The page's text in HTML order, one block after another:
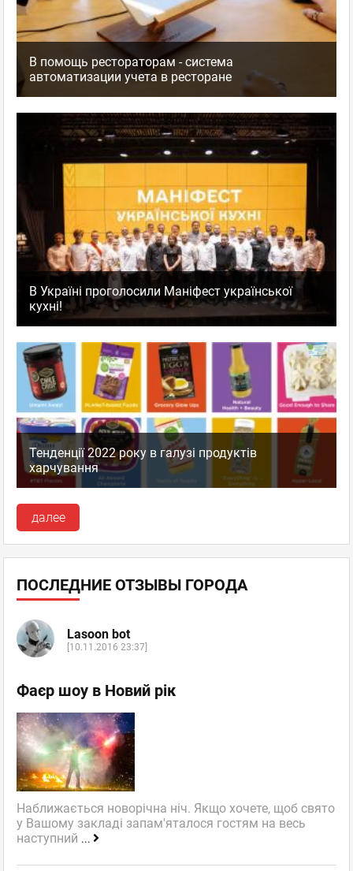
В помощь рестораторам - система
автоматизации учета в ресторане
В Україні проголосили Маніфест української
кухні!
Тенденції 2022 року в галузі продуктів
харчування
далее
ПОСЛЕДНИЕ ОТЗЫВЫ ГОРОДА
Lasoon bot
[10.11.2016 23:37]
Фаєр шоу в Новий рік
Наближається новорічна ніч. Якщо хочете, щоб свято
у Вашому закладі запам'яталося гостям на весь
наступний ...